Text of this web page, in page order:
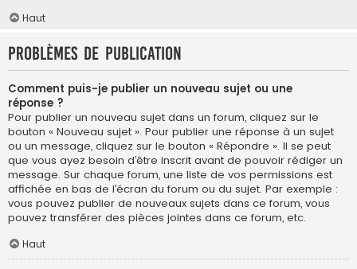
Haut
Problèmes de publication
Comment puis-je publier un nouveau sujet ou une
réponse ?
Pour publier un nouveau sujet dans un forum, cliquez sur le
bouton « Nouveau sujet ». Pour publier une réponse à un sujet
ou un message, cliquez sur le bouton « Répondre ». Il se peut
que vous ayez besoin d’être inscrit avant de pouvoir rédiger un
message. Sur chaque forum, une liste de vos permissions est
affichée en bas de l’écran du forum ou du sujet. Par exemple :
vous pouvez publier de nouveaux sujets dans ce forum, vous
pouvez transférer des pièces jointes dans ce forum, etc.
Haut